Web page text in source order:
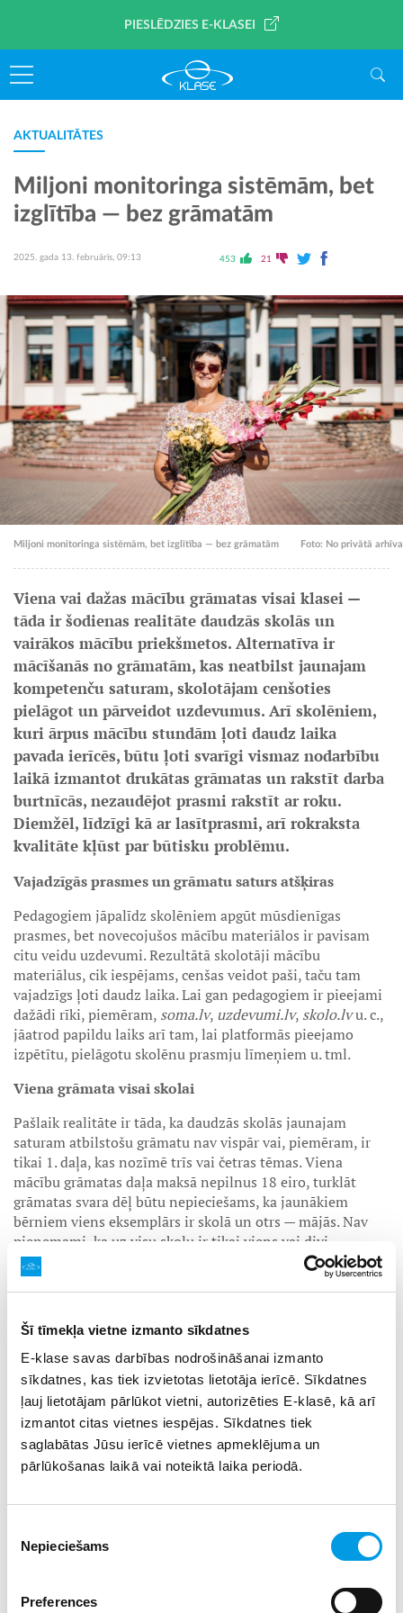
Šī tīmekļa vietne izmanto sīkdatnes
E-klase savas darbības nodrošināšanai izmanto
sīkdatnes, kas tiek izvietotas lietotāja ierīcē. Sīkdatnes
ļauj lietotājam pārlūkot vietni, autorizēties E-klasē, kā arī
izmantot citas vietnes iespējas. Sīkdatnes tiek
saglabātas Jūsu ierīcē vietnes apmeklējuma un
pārlūkošanas laikā vai noteiktā laika periodā.
izvēle
Nepieciešams
Preferences
PIESLĒDZIES E-KLASEI
AKTUALITĀTES
Miljoni monitoringa sistēmām, bet
izglītība — bez grāmatām
2025. gada 13. februāris, 09:13 453 21
Miljoni monitoringa sistēmām, bet izglītība — bez grāmatām Foto: No privātā arhīva
Viena vai dažas mācību grāmatas visai klasei —
tāda ir šodienas realitāte daudzās skolās un
vairākos mācību priekšmetos. Alternatīva ir
mācīšanās no grāmatām, kas neatbilst jaunajam
kompetenču saturam, skolotājam cenšoties
pielāgot un pārveidot uzdevumus. Arī skolēniem,
kuri ārpus mācību stundām ļoti daudz laika
pavada ierīcēs, būtu ļoti svarīgi vismaz nodarbību
laikā izmantot drukātas grāmatas un rakstīt darba
burtnīcās, nezaudējot prasmi rakstīt ar roku.
Diemžēl, līdzīgi kā ar lasītprasmi, arī rokraksta
kvalitāte kļūst par būtisku problēmu.
Vajadzīgās prasmes un grāmatu saturs atšķiras
Pedagogiem jāpalīdz skolēniem apgūt mūsdienīgas
prasmes, bet novecojušos mācību materiālos ir pavisam
citu veidu uzdevumi. Rezultātā skolotāji mācību
materiālus, cik iespējams, cenšas veidot paši, taču tam
vajadzīgs ļoti daudz laika. Lai gan pedagogiem ir pieejami
dažādi rīki, piemēram, soma.lv, uzdevumi.lv, skolo.lvu. c.,
jāatrod papildu laiks arī tam, lai platformās pieejamo
izpētītu, pielāgotu skolēnu prasmju līmeņiem u. tml.
Viena grāmata visai skolai
Pašlaik realitāte ir tāda, ka daudzās skolās jaunajam
saturam atbilstošu grāmatu nav vispār vai, piemēram, ir
tikai 1. daļa, kas nozīmē trīs vai četras tēmas. Viena
mācību grāmatas daļa maksā nepilnus 18 eiro, turklāt
grāmatas svara dēļ būtu nepieciešams, ka jaunākiem
bērniem viens eksemplārs ir skolā un otrs — mājās. Nav
pieņemami, ka uz visu skolu ir tikai viens vai divi
grāmatas eksemplāri.
Ministrija plāno tērēt 21 miljonu eiro izglītības kvalitātes
un vajadzētu iegādāties grāmatas, konstruktorus, uzskates
līdzekļus. Realitātē viss slogs paliek uz pedagogu pleciem,
kuriem jāizstrādā savi materiāli, jāpielāgo uzdevumi un
10 minūšu starpbrīdī vai pēc stundām jācenšas sakopēt
nepieciešamos materiālus, lai pietiktu visiem. Un tam
papildus vēl, protams, — ilgais darbs pēc stundām, lai
sagatavotos nākamajām nodarbībām.
Iespēja attīstīt prasmi rakstīt ar roku
Tagadējā situācijā, kad bērni jau tā pārlieku daudz lieto
dažādas viedierīces — bieži vien nekontrolētā apjomā, kā
koncentrēties u. tml. —, pēc vairākām stundām, kas